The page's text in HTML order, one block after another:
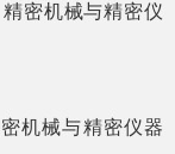
密机械与精密仪
机械与精密仪器